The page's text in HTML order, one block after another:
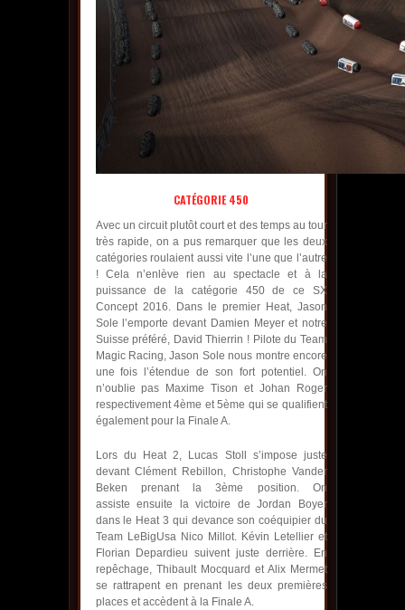
CATÉGORIE 450
Avec un circuit plutôt court et des temps au tour
très rapide, on a pus remarquer que les deux
catégories roulaient aussi vite l’une que l’autre
! Cela n’enlève rien au spectacle et à la
puissance de la catégorie 450 de ce SX
Concept 2016. Dans le premier Heat, Jason
Sole l’emporte devant Damien Meyer et notre
Suisse préféré, David Thierrin ! Pilote du Team
Magic Racing, Jason Sole nous montre encore
une fois l’étendue de son fort potentiel. On
n’oublie pas Maxime Tison et Johan Roger
respectivement 4ème et 5ème qui se qualifient
également pour la Finale A.
Lors du Heat 2, Lucas Stoll s’impose juste
devant Clément Rebillon, Christophe Vander
Beken prenant la 3ème position. On
assiste ensuite la victoire de Jordan Boyer
dans le Heat 3 qui devance son coéquipier du
Team LeBigUsa Nico Millot. Kévin Letellier et
Florian Depardieu suivent juste derrière. En
repêchage, Thibault Mocquard et Alix Mermet
se rattrapent en prenant les deux premières
places et accèdent à la Finale A.